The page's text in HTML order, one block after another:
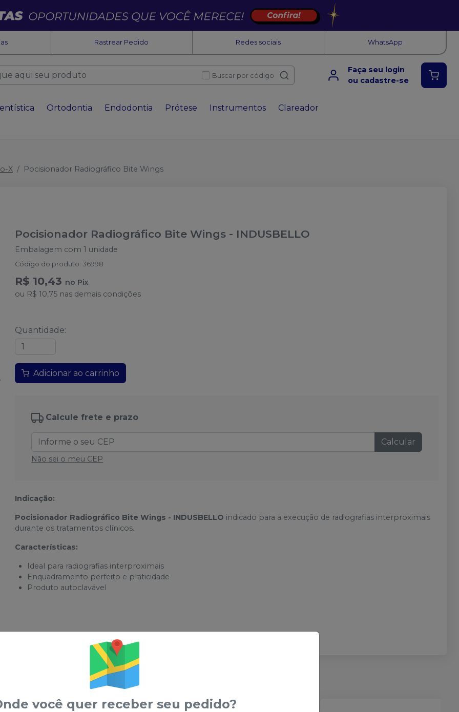
Rastrear Pedido Redes sociais WhatsApp
Buscar por código
Faça seu login
ou cadastre-se
Ortodontia Endodontia Prótese Instrumentos Clareador
X Pocisionador Radiográfico Bite Wings
Pocisionador Radiográfico Bite Wings - INDUSBELLO
Embalagem com 1 unidade
Código do produto: 36998
R$ 10,43 no Pix
ou R$ 10,75 nas demais condições
Quantidade:
Adicionar ao carrinho
Calcule frete e prazo
Calcular
Não sei o meu CEP
Indicação:
Pocisionador Radiográfico Bite Wings - INDUSBELLO indicado para a execução de radiografias interproximais
durante os tratamentos clínicos.
Características:
Ideal para radiografias interproximais
Enquadramento perfeito e praticidade
Produto autoclavável
você quer receber seu pedido?